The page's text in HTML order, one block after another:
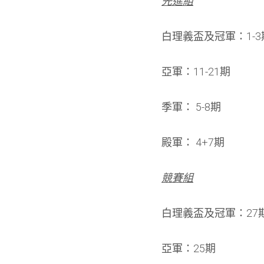
白理義盃及冠軍：1-3
亞軍：11-21期
季軍： 5-8期
殿軍： 4+7期
競賽組
白理義盃及冠軍：27
亞軍：25期